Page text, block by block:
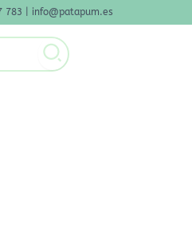
783 | info@patapum.es